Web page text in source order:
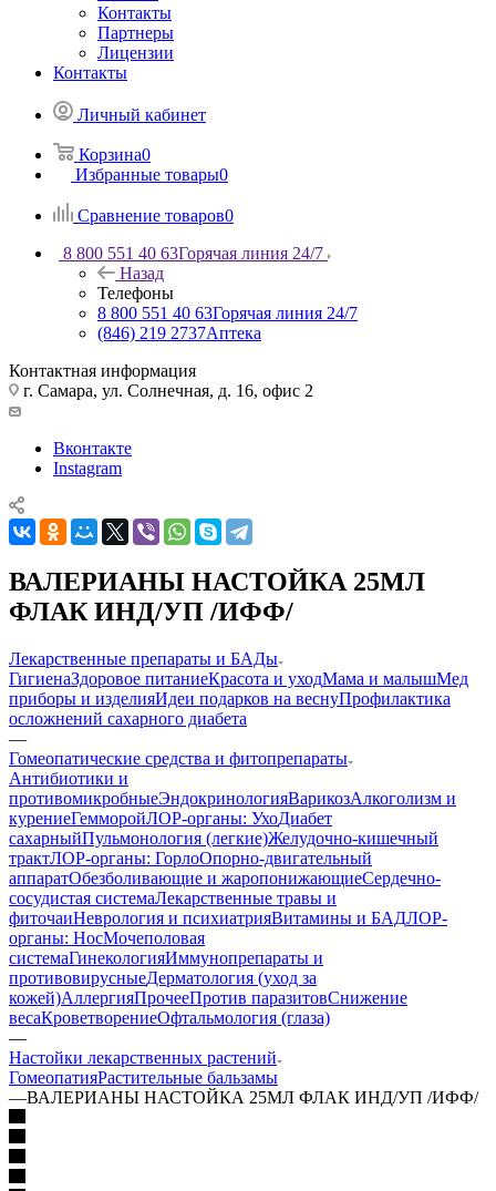
Контакты
Партнеры
Лицензии
Контакты
Личный кабинет
Корзина0
Избранные товары0
Сравнение товаров0
8 800 551 40 63Горячая линия 24/7
Назад
Телефоны
8 800 551 40 63Горячая линия 24/7
(846) 219 2737Аптека
Контактная информация
г. Самара, ул. Солнечная, д. 16, офис 2
Вконтакте
Instagram
ВАЛЕРИАНЫ НАСТОЙКА 25МЛ
ФЛАК ИНД/УП /ИФФ/
Лекарственные препараты и БАДы
ГигиенаЗдоровое питаниеКрасота и уходМама и малышМед
приборы и изделияИдеи подарков на веснуПрофилактика
осложнений сахарного диабета
—
Гомеопатические средства и фитопрепараты
Антибиотики и
противомикробныеЭндокринологияВарикозАлкоголизм и
курениеГемморойЛОР-органы: УхоДиабет
сахарныйПульмонология (легкие)Желудочно-кишечный
трактЛОР-органы: ГорлоОпорно-двигательный
аппаратОбезболивающие и жаропонижающиеСердечно-
сосудистая системаЛекарственные травы и
фиточаиНеврология и психиатрияВитамины и БАДЛОР-
органы: НосМочеполовая
системаГинекологияИммунопрепараты и
противовирусныеДерматология (уход за
кожей)АллергияПрочееПротив паразитовСнижение
весаКроветворениеОфтальмология (глаза)
—
Настойки лекарственных растений
ГомеопатияРастительные бальзамы
—ВАЛЕРИАНЫ НАСТОЙКА 25МЛ ФЛАК ИНД/УП /ИФФ/